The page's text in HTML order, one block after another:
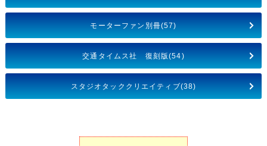
モーターファン別冊(57)
交通タイムス社 復刻版(54)
スタジオタッククリエイティブ(38)